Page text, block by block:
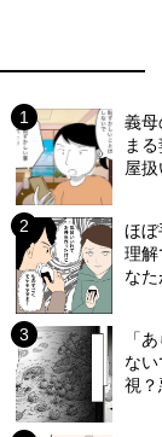
義
ま
屋扱
ほ
理
なた
「
な
視